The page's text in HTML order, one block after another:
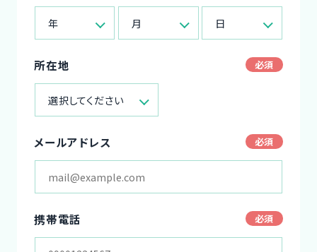
年 月 日
所在地
選択してください
メールアドレス
携帯電話